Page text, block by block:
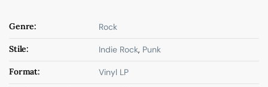
Genre: Rock
Stile: Indie Rock, Punk
Format: Vinyl LP